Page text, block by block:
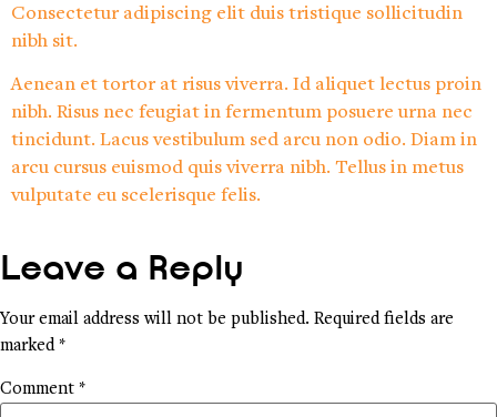
Consectetur adipiscing elit duis tristique sollicitudin
nibh sit.
Aenean et tortor at risus viverra. Id aliquet lectus proin
nibh. Risus nec feugiat in fermentum posuere urna nec
tincidunt. Lacus vestibulum sed arcu non odio. Diam in
arcu cursus euismod quis viverra nibh. Tellus in metus
vulputate eu scelerisque felis.
Leave a Reply
Your email address will not be published. Required fields are
marked*
Comment *